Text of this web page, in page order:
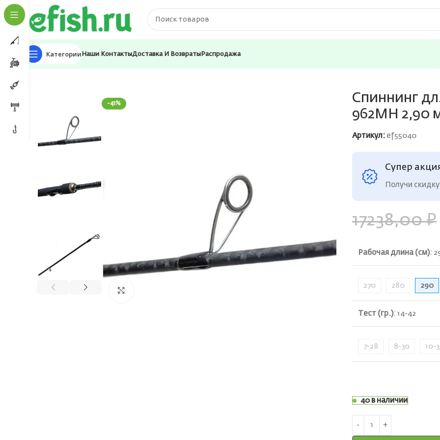
Категории Наши КонтактыДоставка И Возвраты Распродажа
Главная Удилища
-41%
Спиннинг
962MH 2,90
Артикул: ef55040
Супер
Получи
17238,00₽
Рабочая длина (см):
270 280 290
Тест (гр.): 14-42
7-28 8-30 10-
40 в наличии